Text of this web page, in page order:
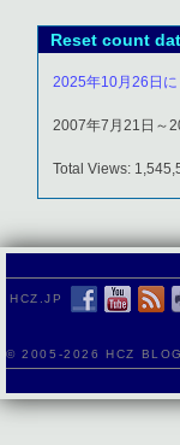
Reset count
2025年10月26日に
2007年7月21日～
Total Views:
HCZ.JP
© 2005-2026 HCZ